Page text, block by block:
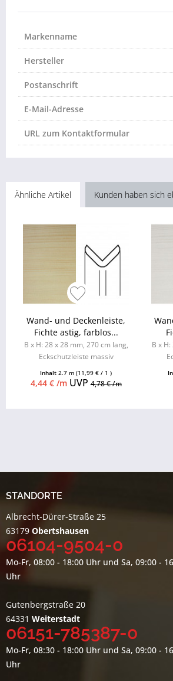
Markenname
Hersteller
Postanschrift
E-Mail-Adresse
URL zum Kontaktformular
Ähnliche Artikel Kunden haben sich
Wand- und Deckenleiste,
Fichte astig, farblos...
B x H: 28 x 28 mm, 270 cm lang,
Eckschutzleiste massiv
Inhalt2.7 m(11,99 € / 1 )
4,44 € /mUVP4,78 € /m
B x
STANDORTE
Albrecht-Dürer-Straße 25
63179 Obertshausen
06104-9504-0
Mo-Fr, 08:00 - 18:00 Uhr und Sa, 09:00 -
Uhr
Gutenbergstraße 20
64331 Weiterstadt
06151-785387-0
Mo-Fr, 08:30 - 18:00 Uhr und Sa, 09:00 -
Uhr